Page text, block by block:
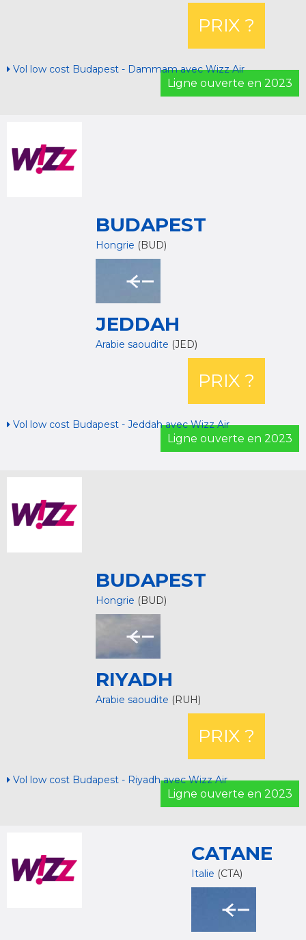
PRIX ?
Vol low cost Budapest - Dammam avec Wizz Air
Ligne ouverte en 2023
BUDAPEST
Hongrie (BUD)
JEDDAH
Arabie saoudite (JED)
PRIX ?
Vol low cost Budapest - Jeddah avec Wizz Air
Ligne ouverte en 2023
BUDAPEST
Hongrie (BUD)
RIYADH
Arabie saoudite (RUH)
PRIX ?
Vol low cost Budapest - Riyadh avec Wizz Air
Ligne ouverte en 2023
CATANE
Italie (CTA)